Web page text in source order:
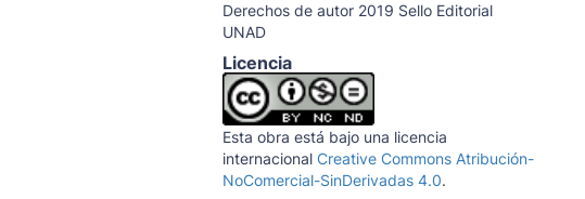
Derechos de autor 2019 Sello Editorial
UNAD
Licencia
Esta obra está bajo una licencia
internacional Creative Commons Atribución-
NoComercial-SinDerivadas 4.0.